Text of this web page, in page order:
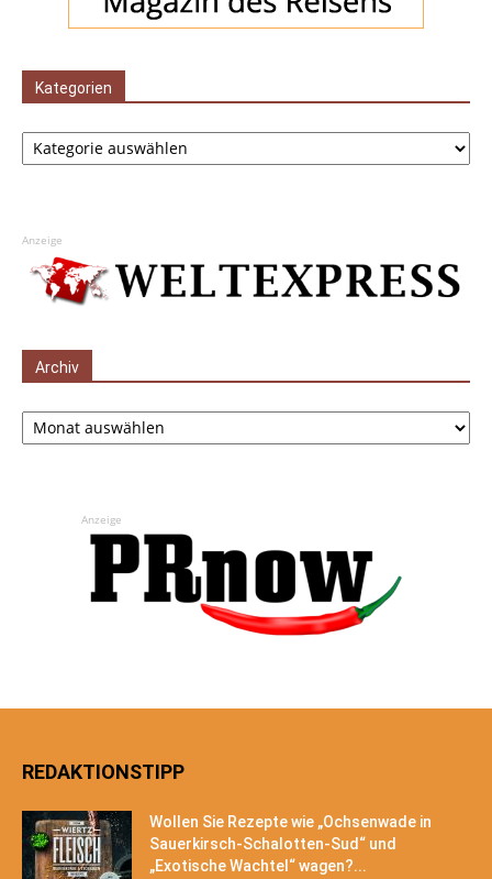
Kategorien
Kategorien
Anzeige
Archiv
Archiv
Anzeige
REDAKTIONSTIPP
Wollen Sie Rezepte wie „Ochsenwade in
Sauerkirsch-Schalotten-Sud“ und
„Exotische Wachtel“ wagen?...